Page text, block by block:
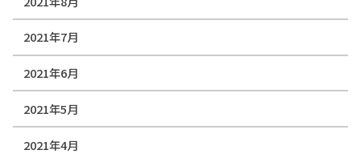
2021年7月
2021年6月
2021年5月
2021年4月